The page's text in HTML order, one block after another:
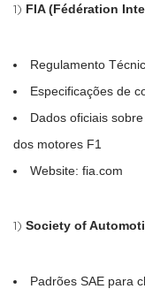
FIA (Fédération
Regulamento
Especificações de
Dados oficiais
dos motores F1
Website: fia.com
Society of
Padrões SAE para